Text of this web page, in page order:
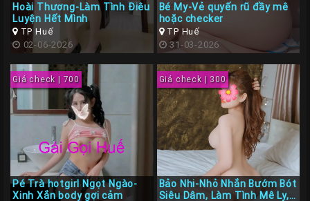
Hoài Thương-Làm Tình Điêu
Luyện Hết Mình
TP Huế
02-06-2026
Bé My-Vẻ quyến rũ đầy mê
hoặc checker
TP Huế
31-03-2026
Giá check | 700
Pé Trà hotgirl Ngọt Ngào-
Xinh Xắn body gợi cảm
Giá check | 300
Bảo Nhi-Nhỏ Nhắn Bướm Bót
Siêu Dâm, Làm Tình Mê Ly,